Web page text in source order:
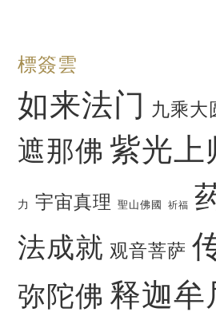
標簽雲
如来法门 九乘大
遮那佛 紫光上
力 宇宙真理 聖山佛國 祈福
法成就 观音菩萨
弥陀佛 释迦牟